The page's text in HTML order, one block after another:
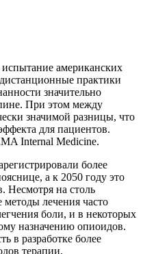
американских
практики
значительно
При этом между
значимой разницы, что
для пациентов.
Internal Medicine.
более
а к 2050 году это
Несмотря на столь
методы лечения часто
боли, и в некоторых
назначению опиоидов.
в разработке более
терапии.